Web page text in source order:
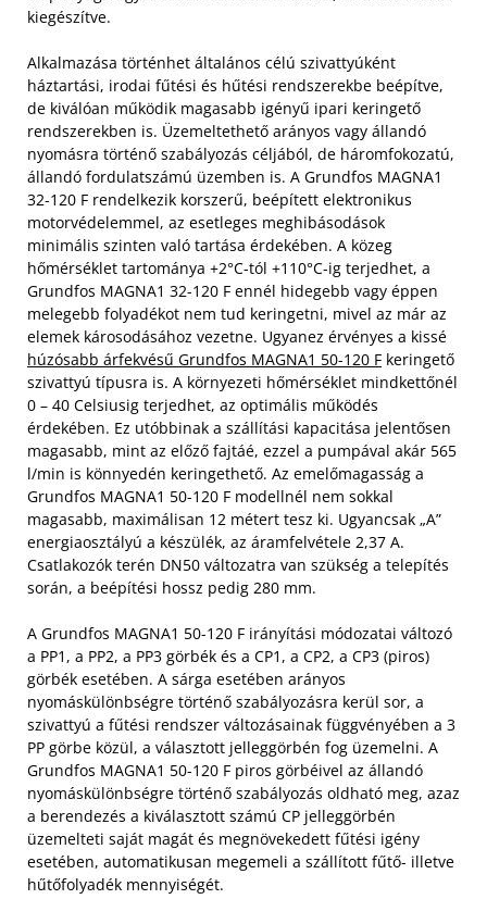
kiegészítve.
Alkalmazása történhet általános célú szivattyúként
háztartási, irodai fűtési és hűtési rendszerekbe beépítve,
de kiválóan működik magasabb igényű ipari keringető
rendszerekben is. Üzemeltethető arányos vagy állandó
nyomásra történő szabályozás céljából, de háromfokozatú,
állandó fordulatszámú üzemben is. A Grundfos MAGNA1
32-120 F rendelkezik korszerű, beépített elektronikus
motorvédelemmel, az esetleges meghibásodások
minimális szinten való tartása érdekében. A közeg
hőmérséklet tartománya +2°C-tól +110°C-ig terjedhet, a
Grundfos MAGNA1 32-120 F ennél hidegebb vagy éppen
melegebb folyadékot nem tud keringetni, mivel az már az
elemek károsodásához vezetne. Ugyanez érvényes a kissé
húzósabb árfekvésű Grundfos MAGNA1 50-120 F keringető
szivattyú típusra is. A környezeti hőmérséklet mindkettőnél
0 – 40 Celsiusig terjedhet, az optimális működés
érdekében. Ez utóbbinak a szállítási kapacitása jelentősen
magasabb, mint az előző fajtáé, ezzel a pumpával akár 565
l/min is könnyedén keringethető. Az emelőmagasság a
Grundfos MAGNA1 50-120 F modellnél nem sokkal
magasabb, maximálisan 12 métert tesz ki. Ugyancsak „A”
energiaosztályú a készülék, az áramfelvétele 2,37 A.
Csatlakozók terén DN50 változatra van szükség a telepítés
során, a beépítési hossz pedig 280 mm.
A Grundfos MAGNA1 50-120 F irányítási módozatai változó
a PP1, a PP2, a PP3 görbék és a CP1, a CP2, a CP3 (piros)
görbék esetében. A sárga esetében arányos
nyomáskülönbségre történő szabályozásra kerül sor, a
szivattyú a fűtési rendszer változásainak függvényében a 3
PP görbe közül, a választott jelleggörbén fog üzemelni. A
Grundfos MAGNA1 50-120 F piros görbéivel az állandó
nyomáskülönbségre történő szabályozás oldható meg, azaz
a berendezés a kiválasztott számú CP jelleggörbén
üzemelteti saját magát és megnövekedett fűtési igény
esetében, automatikusan megemeli a szállított fűtő- illetve
hűtőfolyadék mennyiségét.